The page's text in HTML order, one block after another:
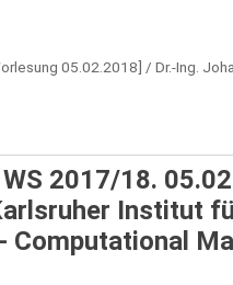
05.02.2018] / Dr.-Ing.
2017/18.
Institut
Computational